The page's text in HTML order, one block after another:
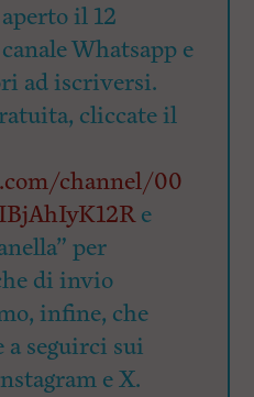
il 12
Whatsapp e
ad iscriversi.
cliccate il
channel/00
e
per
di invio
infine, che
seguirci sui
e X.